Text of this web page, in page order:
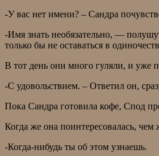
-У вас нет имени? – Сандра
-Имя знать необязательно, —
только бы не оставаться в
В тот день они много гуляли, и уже
-С удовольствием. – Ответил он,
Пока Сандра готовила кофе, Спод
Когда же она поинтересовалась, чем
-Когда-нибудь ты об этом узнаешь.